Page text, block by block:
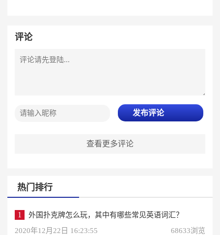
评论
发布评论
查看更多评论
热门排行
1
外国扑克牌怎么玩，其中有哪些常见英语词汇？
2020年12月22日 16:23:55
68633浏览